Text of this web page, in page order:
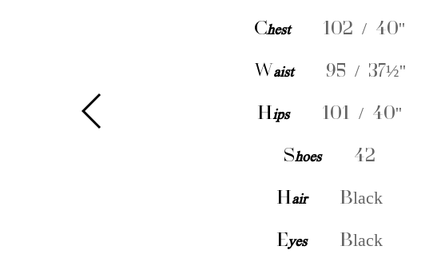
Chest 102 / 40''
Waist 95 / 37½''
Hips 101 / 40''
Shoes 42
Hair Black
Eyes Black